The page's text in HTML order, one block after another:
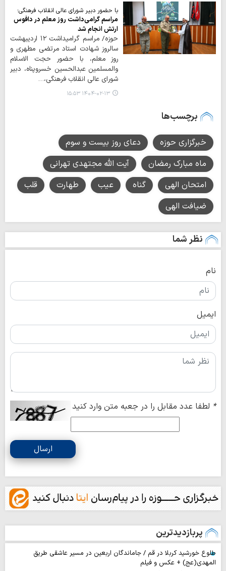
با حضور دبیر شورای عالی انقلاب فرهنگی؛
مراسم گرامی‌داشت روز معلم در دافوس
ارتش انجام شد
حوزه/ مراسم گرامیداشت ۱۲ اردیبهشت
سالروز شهادت استاد مرتضی مطهری و
روز معلم، با حضور حجت الاسلام
والمسلمین عبدالحسین خسروپناه، دبیر
شورای عالی انقلاب فرهنگی،…
۱۴۰۴-۰۲-۱۳ ۱۵:۵۳
برچسب‌ها
خبرگزاری حوزه
دعای روز بیست و سوم
ماه مبارک رمضان
آیت الله مجتهدی تهرانی
امتحان الهی
گناه عیب طهارت
قلب
ضیافت الهی
نظر شما
نام
ایمیل
* لطفا عدد مقابل را در جعبه متن وارد کنید
ارسال
پربازدیدترین
طلوع خورشید کربلا در قم / جاماندگان اربعین در مسیر عاشقی طریق
المهدی(عج) + عکس و فیلم